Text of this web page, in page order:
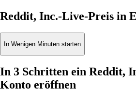
Reddit, Inc.-Live-Preis in
In Wenigen Minuten starten
In 3 Schritten ein Reddit,
Konto eröffnen